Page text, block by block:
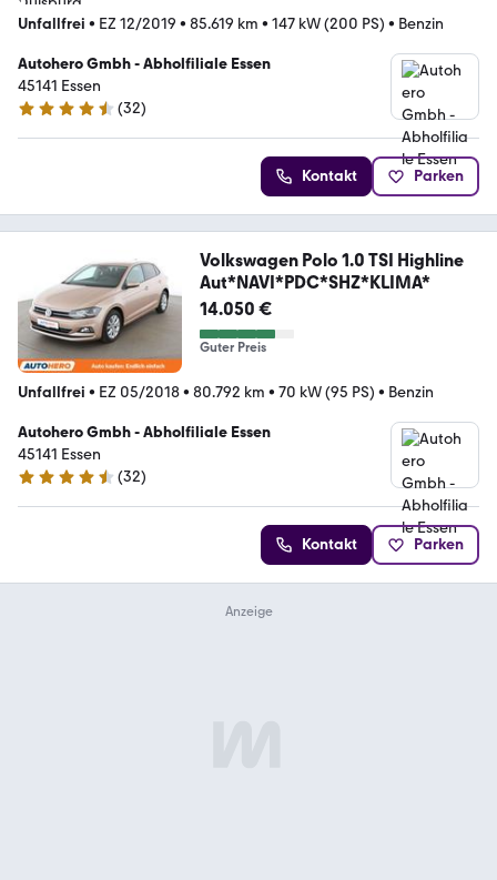
Unfallfrei • EZ 12/2019 • 85.619 km • 147 kW (200 PS) • Benzin
Autohero Gmbh - Abholfiliale Essen
45141 Essen
4.7 Sterne
(32)
Kontakt Parken
Volkswagen Polo 1.0 TSI Highline
Aut*NAVI*PDC*SHZ*KLIMA*
14.050 €
Guter Preis
Unfallfrei • EZ 05/2018• 80.792 km • 70 kW (95 PS) • Benzin
Autohero Gmbh - Abholfiliale Essen
45141 Essen
4.7 Sterne
(32)
Kontakt Parken